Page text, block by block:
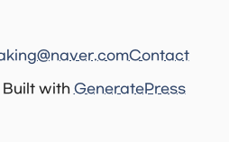
Built with GeneratePress
Contact